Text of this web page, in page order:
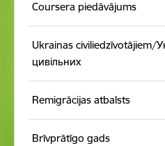
Coursera piedāvājums
Ukrainas civiliedzīvotājiem/
цивільних
Remigrācijas atbalsts
Brīvprātīgo gads